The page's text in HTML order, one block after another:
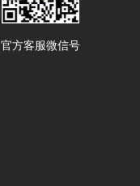
官方客服微信号